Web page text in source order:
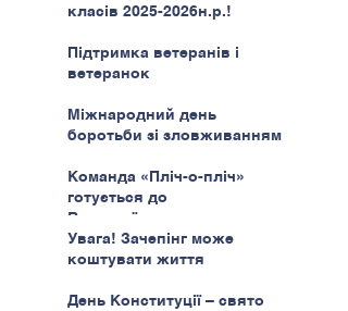
класів 2025-2026н.р.!
Підтримка ветеранів і
ветеранок
Міжнародний день
боротьби зі зловживанням
Команда «Пліч-о-пліч»
готується до
Всеукраїнського етапу
Увага! Зачепінг може
коштувати життя
День Конституції – свято